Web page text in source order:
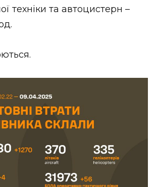
техніки та автоцистерн –